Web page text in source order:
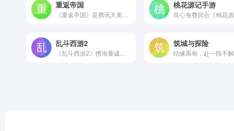
重返帝国 桃花源记手游
乱斗西游2 筑城与探险